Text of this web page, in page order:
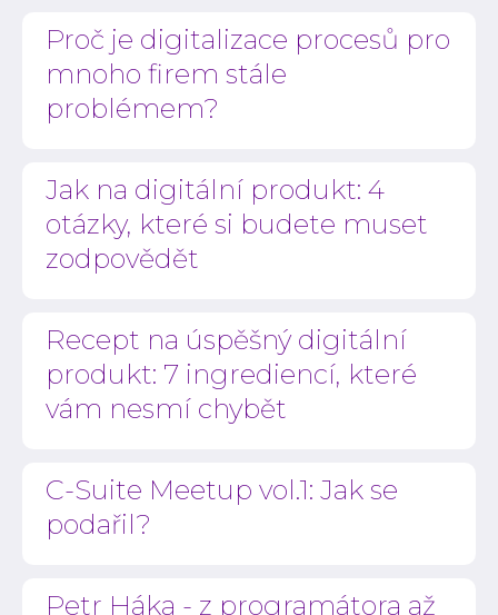
Proč je digitalizace procesů pro
mnoho firem stále
problémem?
Jak na digitální produkt: 4
otázky, které si budete muset
zodpovědět
Recept na úspěšný digitální
produkt: 7 ingrediencí, které
vám nesmí chybět
C-Suite Meetup vol.1: Jak se
podařil?
Petr Háka - z programátora až